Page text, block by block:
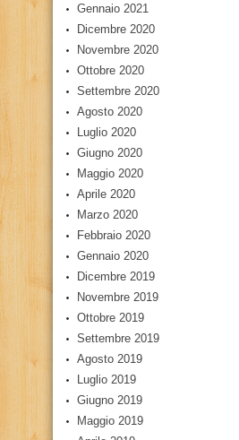
Gennaio 2021
Dicembre 2020
Novembre 2020
Ottobre 2020
Settembre 2020
Agosto 2020
Luglio 2020
Giugno 2020
Maggio 2020
Aprile 2020
Marzo 2020
Febbraio 2020
Gennaio 2020
Dicembre 2019
Novembre 2019
Ottobre 2019
Settembre 2019
Agosto 2019
Luglio 2019
Giugno 2019
Maggio 2019